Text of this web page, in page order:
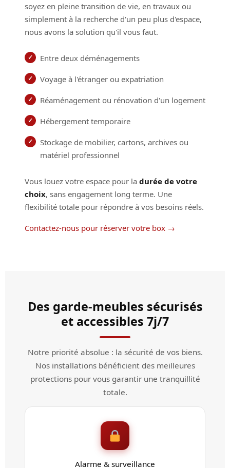
soyez en pleine transition de vie, en travaux ou
simplement à la recherche d'un peu plus d'espace,
nous avons la solution qu'il vous faut.
Entre deux déménagements
Voyage à l'étranger ou expatriation
Réaménagement ou rénovation d'un logement
Hébergement temporaire
Stockage de mobilier, cartons, archives ou
matériel professionnel
Vous louez votre espace pour la durée de votre
choix, sans engagement long terme. Une
flexibilité totale pour répondre à vos besoins réels.
Contactez-nous pour réserver votre box →
Des garde-meubles sécurisés
et accessibles 7j/7
Notre priorité absolue : la sécurité de vos biens.
Nos installations bénéficient des meilleures
protections pour vous garantir une tranquillité
totale.
Alarme & surveillance